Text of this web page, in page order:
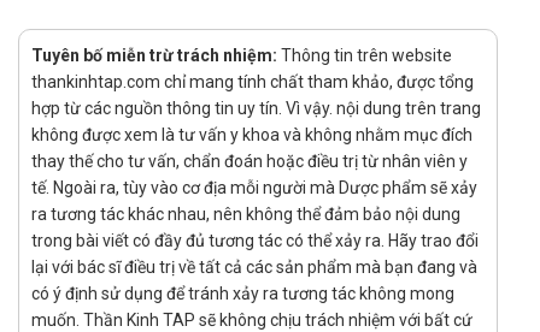
Tương tác
Omeprazol: Giảm hấp thu và hiệu quả của các thuốc như
Itraconazol và Ketoconazol do giảm nồng độ acid dạ dày.
Clarithromycin: Tăng nồng độ trong máu của các thuốc
như Theophylin, Carbamazepin và Digoxin khi dùng đồng
thời, có thể dẫn đến tăng tác dụng phụ.
Tinidazol: Cimetidin có thể giảm thải trừ Tinidazol, tăng
nguy cơ tác dụng phụ; ngược lại, Rifampicin có thể tăng
thải trừ Tinidazol, giảm hiệu quả điều trị
Các lựa chọn thay thế Omicap-Kit
Tuyên bố miễn trừ trách nhiệm: Thông tin trên website
thankinhtap.com chỉ mang tính chất tham khảo, được tổng
hợp từ các nguồn thông tin uy tín. Vì vậy. nội dung trên trang
không được xem là tư vấn y khoa và không nhằm mục đích
thay thế cho tư vấn, chẩn đoán hoặc điều trị từ nhân viên y
tế. Ngoài ra, tùy vào cơ địa mỗi người mà Dược phẩm sẽ xảy
ra tương tác khác nhau, nên không thể đảm bảo nội dung
trong bài viết có đầy đủ tương tác có thể xảy ra. Hãy trao đổi
lại với bác sĩ điều trị về tất cả các sản phẩm mà bạn đang và
có ý định sử dụng để tránh xảy ra tương tác không mong
muốn. Thần Kinh TAP sẽ không chịu trách nhiệm với bất cứ